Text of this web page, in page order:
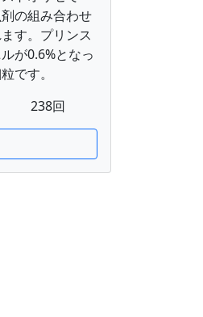
の組み合わせ
す。プリンス
が0.6%となっ
です。
238回